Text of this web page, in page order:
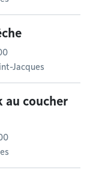
Jacques
au coucher